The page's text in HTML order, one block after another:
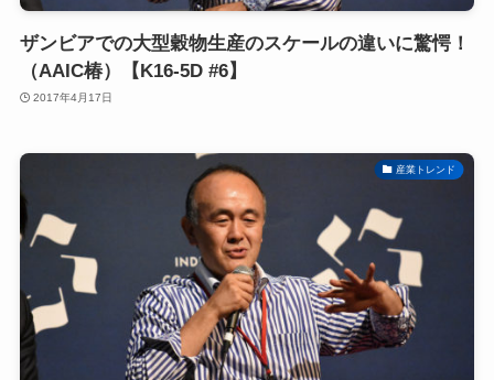
ザンビアでの大型穀物生産のスケールの違いに驚愕！
（AAIC椿）【K16-5D #6】
2017年4月17日
産業トレンド